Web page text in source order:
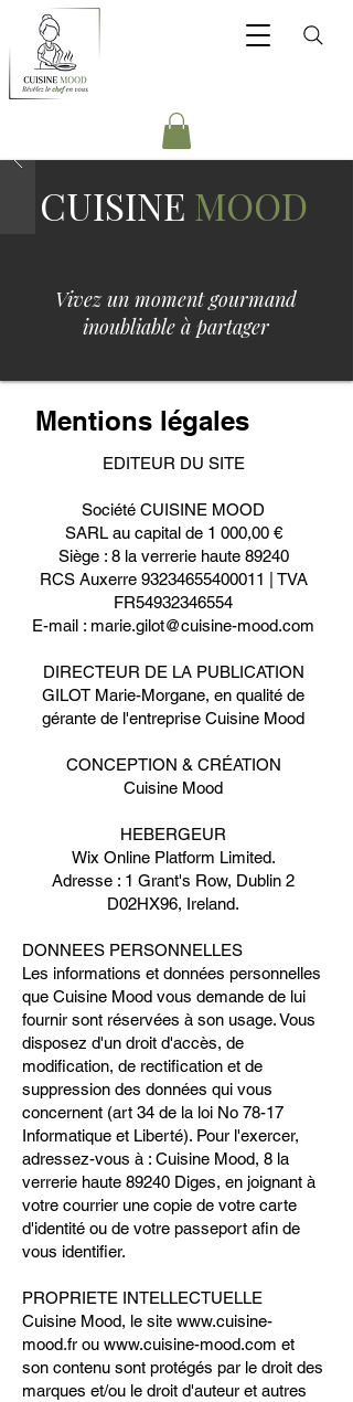
CUISINE MOOD
Vivez un moment gourmand
inoubliable à partager
Mentions légales
EDITEUR DU SITE
Société CUISINE MOOD
SARL au capital de 1 000,00 €
Siège : 8 la verrerie haute 89240
RCS Auxerre 93234655400011 | TVA
FR54932346554
E-mail : marie.gilot@cuisine-mood.com
DIRECTEUR DE LA PUBLICATION
GILOT Marie-Morgane, en qualité de
gérante de l'entreprise Cuisine Mood
CONCEPTION & CRÉATION
Cuisine Mood
HEBERGEUR
Wix Online Platform Limited.
Adresse : 1 Grant's Row, Dublin 2
D02HX96, Ireland.
DONNEES PERSONNELLES
Les informations et données personnelles
que Cuisine Mood vous demande de lui
fournir sont réservées à son usage. Vous
disposez d'un droit d'accès, de
modification, de rectification et de
suppression des données qui vous
concernent (art 34 de la loi No 78-17
Informatique et Liberté). Pour l'exercer,
adressez-vous à : Cuisine Mood, 8 la
verrerie haute 89240 Diges, en joignant à
votre courrier une copie de votre carte
d'identité ou de votre passeport afin de
vous identifier.
PROPRIETE INTELLECTUELLE
Cuisine Mood, le site www.cuisine-
mood.fr ou www.cuisine-mood.com et
son contenu sont protégés par le droit des
marques et/ou le droit d'auteur et autres